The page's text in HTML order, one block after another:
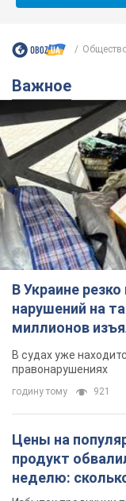
Важное
В Украине
нарушений на
миллионов
В судах уже
правонарушениях
годину тому 921
Цены на
продукт
неделю: